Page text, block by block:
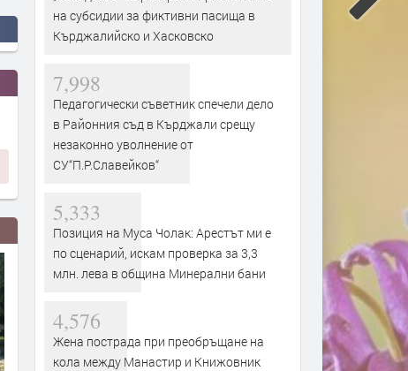
на субсидии за фиктивни пасища в
Кърджалийско и Хасковско
7,998
Педагогически съветник спечели дело
в Районния съд в Кърджали срещу
незаконно уволнение от
СУ“П.Р.Славейков“
5,333
Позиция на Муса Чолак: Арестът ми е
по сценарий, искам проверка за 3,3
млн. лева в община Минерални бани
4,576
Жена пострада при преобръщане на
кола между Манастир и Книжовник